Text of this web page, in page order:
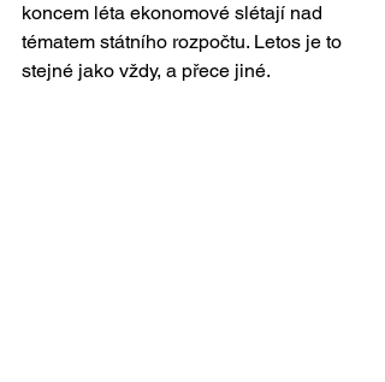
koncem léta ekonomové slétají nad
tématem státního rozpočtu. Letos je to
stejné jako vždy, a přece jiné.